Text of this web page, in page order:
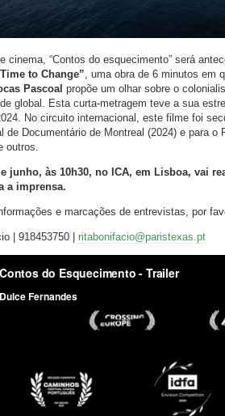
cinema, “Contos do esquecimento” será
to Change”, uma obra de 6 minutos em
Pascoal propõe um olhar sobre o
global. Esta curta-metragem teve a sua
No circuito internacional, este filme foi
de Documentário de Montreal (2024) e para o
outros.
junho, às 10h30, no ICA, em Lisboa, vai
a imprensa.
e marcações de entrevistas, por
| 918453750 | ritabonifacio@paristexas.pt